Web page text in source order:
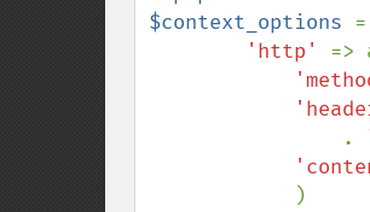
$context_options
'http' =>
.
)